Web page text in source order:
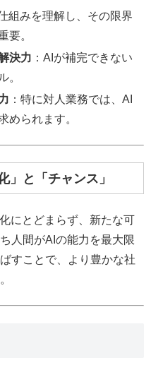
組みを理解し、その限界
要。
決力 ：AIが補完できない
。
：特に対人業務では、AI
められます。
と「チャンス」
にとどまらず、新たな可
人間がAIの能力を最大限
すことで、より豊かな社